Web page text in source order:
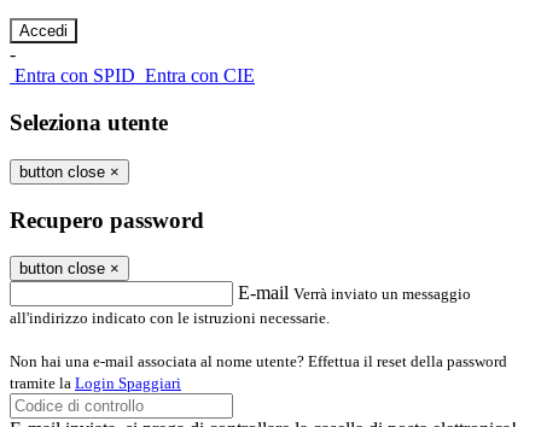
-
Entra con SPID Entra con CIE
Seleziona utente
button close ×
Recupero password
button close ×
E-mail Verrà inviato un messaggio
all'indirizzo indicato con le istruzioni necessarie.
Non hai una e-mail associata al nome utente? Effettua il reset della password
tramite la Login Spaggiari